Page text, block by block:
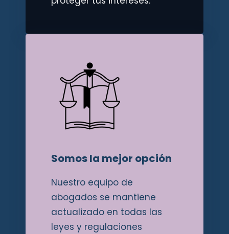
Somos la mejor opción
Nuestro equipo de
abogados se mantiene
actualizado en todas las
leyes y regulaciones